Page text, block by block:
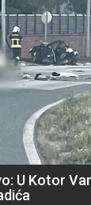
U Kotor